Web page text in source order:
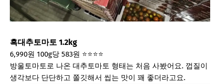
흑대추토마토 1.2kg
6,990원 100g당 583원 ⭐⭐⭐⭐
방울토마토로 나온 대추토마토 형태는 처음 사봤어요. 껍질이
생각보다 단단하고 쫄깃해서 씹는 맛이 꽤 좋더라고요.